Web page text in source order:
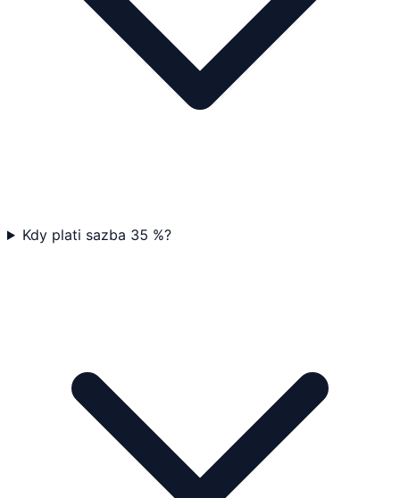
Kdy plati sazba 35 %?